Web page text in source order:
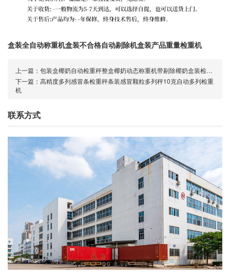
盒装全自动称重机盒装不合格自动剔除机盒装产品重量检重机
上一篇： 包装盒椰奶自动检重秤整盒椰奶动态称重机带剔除椰奶盒装检重秤
下一篇： 高精度多列感冒条检重秤条装感冒颗粒多列秤10克自动多列检重
机
联系方式